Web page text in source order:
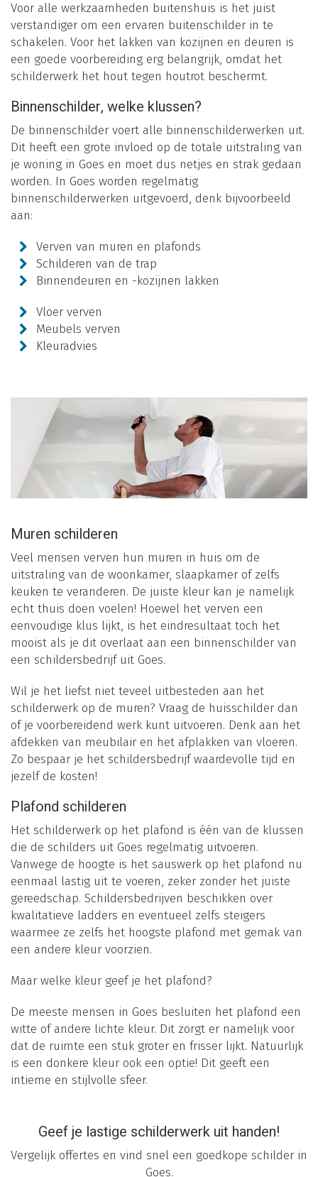
Voor alle werkzaamheden buitenshuis is het juist
verstandiger om een ervaren buitenschilder in te
schakelen. Voor het lakken van kozijnen en deuren is
een goede voorbereiding erg belangrijk, omdat het
schilderwerk het hout tegen houtrot beschermt.
Binnenschilder, welke klussen?
De binnenschilder voert alle binnenschilderwerken uit.
Dit heeft een grote invloed op de totale uitstraling van
je woning in Goes en moet dus netjes en strak gedaan
worden. In Goes worden regelmatig
binnenschilderwerken uitgevoerd, denk bijvoorbeeld
aan:
Verven van muren en plafonds
Schilderen van de trap
Binnendeuren en -kozijnen lakken
Vloer verven
Meubels verven
Kleuradvies
Muren schilderen
Veel mensen verven hun muren in huis om de
uitstraling van de woonkamer, slaapkamer of zelfs
keuken te veranderen. De juiste kleur kan je namelijk
echt thuis doen voelen! Hoewel het verven een
eenvoudige klus lijkt, is het eindresultaat toch het
mooist als je dit overlaat aan een binnenschilder van
een schildersbedrijf uit Goes.
Wil je het liefst niet teveel uitbesteden aan het
schilderwerk op de muren? Vraag de huisschilder dan
of je voorbereidend werk kunt uitvoeren. Denk aan het
afdekken van meubilair en het afplakken van vloeren.
Zo bespaar je het schildersbedrijf waardevolle tijd en
jezelf de kosten!
Plafond schilderen
Het schilderwerk op het plafond is één van de klussen
die de schilders uit Goes regelmatig uitvoeren.
Vanwege de hoogte is het sauswerk op het plafond nu
eenmaal lastig uit te voeren, zeker zonder het juiste
gereedschap. Schildersbedrijven beschikken over
kwalitatieve ladders en eventueel zelfs steigers
waarmee ze zelfs het hoogste plafond met gemak van
een andere kleur voorzien.
Maar welke kleur geef je het plafond?
De meeste mensen in Goes besluiten het plafond een
witte of andere lichte kleur. Dit zorgt er namelijk voor
dat de ruimte een stuk groter en frisser lijkt. Natuurlijk
is een donkere kleur ook een optie! Dit geeft een
intieme en stijlvolle sfeer.
Geef je lastige schilderwerk uit handen!
Vergelijk offertes en vind snel een goedkope schilder in
Goes.